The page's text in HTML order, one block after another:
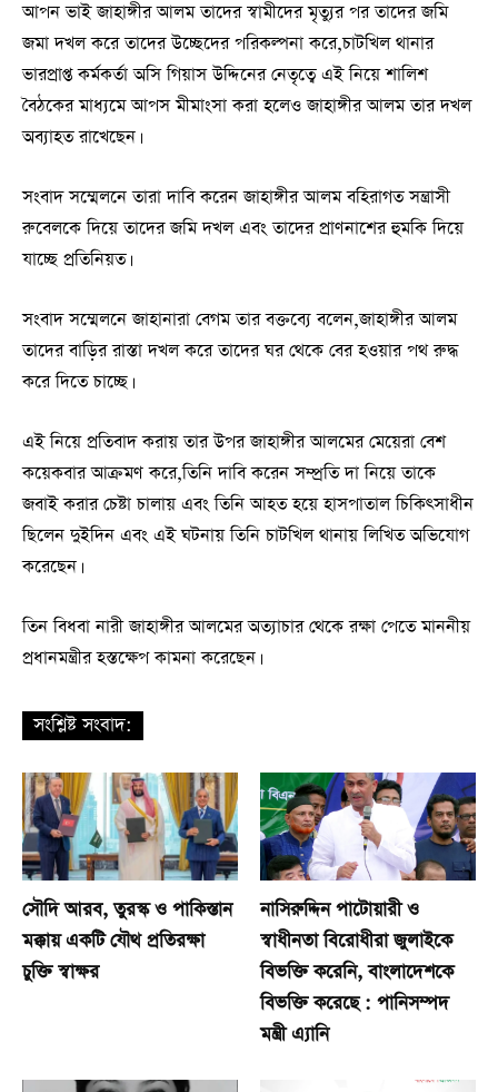
আপন ভাই জাহাঙ্গীর আলম তাদের স্বামীদের মৃত্যুর পর তাদের জমি
জমা দখল করে তাদের উচ্ছেদের পরিকল্পনা করে,চাটখিল থানার
ভারপ্রাপ্ত কর্মকর্তা অসি গিয়াস উদ্দিনের নেতৃত্বে এই নিয়ে শালিশ
বৈঠকের মাধ্যমে আপস মীমাংসা করা হলেও জাহাঙ্গীর আলম তার দখল
অব্যাহত রাখেছেন।
সংবাদ সম্মেলনে তারা দাবি করেন জাহাঙ্গীর আলম বহিরাগত সন্ত্রাসী
রুবেলকে দিয়ে তাদের জমি দখল এবং তাদের প্রাণনাশের হুমকি দিয়ে
যাচ্ছে প্রতিনিয়ত।
সংবাদ সম্মেলনে জাহানারা বেগম তার বক্তব্যে বলেন,জাহাঙ্গীর আলম
তাদের বাড়ির রাস্তা দখল করে তাদের ঘর থেকে বের হওয়ার পথ রুদ্ধ
করে দিতে চাচ্ছে।
এই নিয়ে প্রতিবাদ করায় তার উপর জাহাঙ্গীর আলমের মেয়েরা বেশ
কয়েকবার আক্রমণ করে,তিনি দাবি করেন সম্প্রতি দা নিয়ে তাকে
জবাই করার চেষ্টা চালায় এবং তিনি আহত হয়ে হাসপাতাল চিকিৎসাধীন
ছিলেন দুইদিন এবং এই ঘটনায় তিনি চাটখিল থানায় লিখিত অভিযোগ
করেছেন।
তিন বিধবা নারী জাহাঙ্গীর আলমের অত্যাচার থেকে রক্ষা পেতে মাননীয়
প্রধানমন্ত্রীর হস্তক্ষেপ কামনা করেছেন।
সংশ্লিষ্ট সংবাদ:
সৌদি আরব, তুরস্ক ও পাকিস্তান
মক্কায় একটি যৌথ প্রতিরক্ষা
চুক্তি স্বাক্ষর
নাসিরুদ্দিন পাটোয়ারী ও
স্বাধীনতা বিরোধীরা জুলাইকে
বিভক্তি করেনি, বাংলাদেশকে
বিভক্তি করেছে : পানিসম্পদ
মন্ত্রী এ্যানি